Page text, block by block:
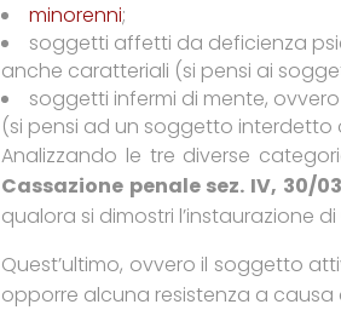
minorenni;
soggetti affetti da deficienza
anche caratteriali (si pensi ai
soggetti infermi di mente,
(si pensi ad un soggetto interdetto
Analizzando le tre diverse
Cassazione penale sez. IV, 30/
qualora si dimostri l’instaurazione
Quest’ultimo, ovvero il soggetto
opporre alcuna resistenza a